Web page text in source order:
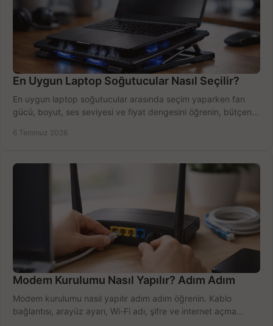
En Uygun Laptop Soğutucular Nasıl Seçilir?
En uygun laptop soğutucular arasında seçim yaparken fan
gücü, boyut, ses seviyesi ve fiyat dengesini öğrenin, bütçenizi
6 Temmuz 2026
Modem Kurulumu Nasıl Yapılır? Adım Adım
Modem kurulumu nasıl yapılır adım adım öğrenin. Kablo
bağlantısı, arayüz ayarı, Wi-Fi adı, şifre ve internet açma